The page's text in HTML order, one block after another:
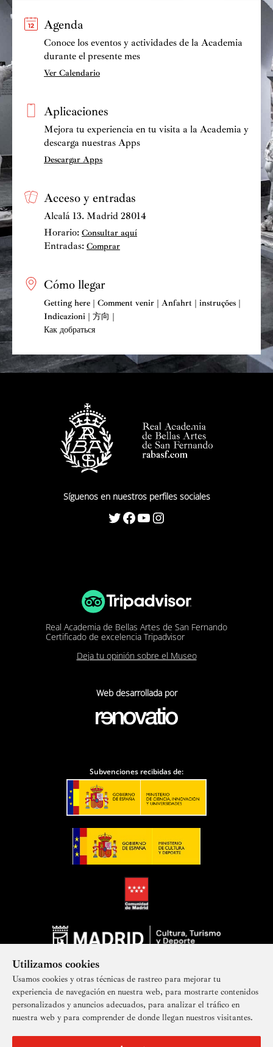
Utilizamos cookies
Usamos cookies y otras técnicas de rastreo para mejorar tu
experiencia de navegación en nuestra web, para mostrarte contenidos
personalizados y anuncios adecuados, para analizar el tráfico en
nuestra web y para comprender de donde llegan nuestros visitantes.
Agenda
Conoce los eventos y actividades de la Academia
durante el presente mes
Ver Calendario
Aplicaciones
Mejora tu experiencia en tu visita a la Academia y
descarga nuestras Apps
Descargar Apps
Acceso y entradas
Alcalá 13. Madrid 28014
Horario: Consultar aquí
Entradas: Comprar
Cómo llegar
Getting here | Comment venir | Anfahrt | instruções |
Indicazioni | 方向 |
Как добраться
Síguenos en nuestros perfiles sociales
Twitter Facebook YouTube Instagram
Real Academia de Bellas Artes de San Fernando
Certificado de excelencia Tripadvisor
Deja tu opinión sobre el Museo
Web desarrollada por
Subvenciones recibidas de:
Suscríbete a nuestra newsletter